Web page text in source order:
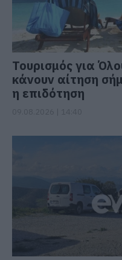
Τουρισμός για
κάνουν αίτηση
η επιδότηση